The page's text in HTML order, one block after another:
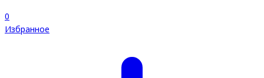
0
Избранное